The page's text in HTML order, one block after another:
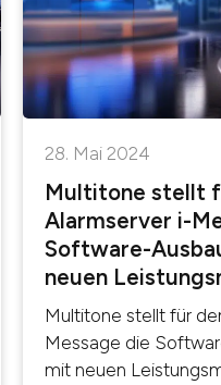
28. Mai 2024
Multitone stellt
Alarmserver i-
Software-
neuen
Multitone stellt für
Message die
mit neuen